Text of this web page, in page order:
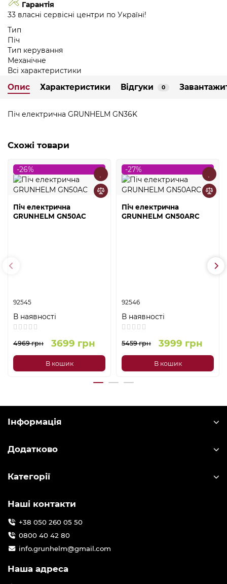
Гарантія
33 власні сервісні центри по Україні!
Тип
Піч
Тип керування
Механічне
Всі характеристики
Опис Характеристики Відгуки 0
Піч електрична GRUNHELM GN36K
Схожі товари
-26%
Піч електрична
GRUNHELM GN50AC
92545
В наявності
4969 грн 3699 грн
В кошик
-27%
Піч електрична
GRUNHELM GN50ARC
92546
В наявності
5459 грн 3999 грн
В кошик
Інформація
Додатково
Категорії
Наші контакти
+38 050 260 05 50
0800 40 42 80
info.grunhelm@gmail.com
Наша адреса